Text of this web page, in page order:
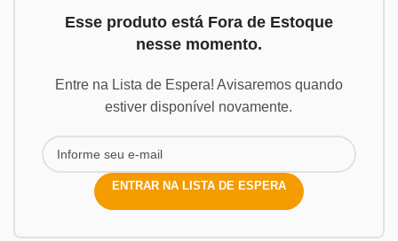
Esse produto está Fora de Estoque
nesse momento.
Entre na Lista de Espera! Avisaremos quando
estiver disponível novamente.
ENTRAR NA LISTA DE ESPERA